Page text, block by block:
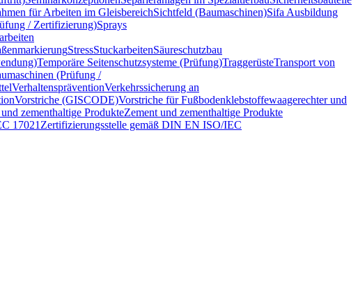
für Arbeiten im GleisbereichSichtfeld (Baumaschinen)Sifa Ausbildung
/ Zertifizierung)Sprays
StressStuckarbeitenSäureschutzbau
Temporäre Seitenschutzsysteme (Prüfung)TraggerüsteTransport von
(Prüfung /
VerhaltenspräventionVerkehrssicherung an
Vorstriche (GISCODE)Vorstriche für Fußbodenklebstoffewaagerechter und
zementhaltige ProdukteZement und zementhaltige Produkte
17021Zertifizierungsstelle gemäß DIN EN ISO/IEC